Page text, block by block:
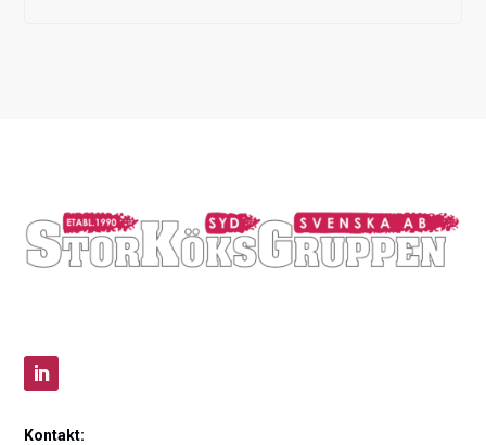
Kontakt: